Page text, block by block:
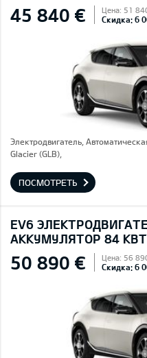
45 840 € Цена: 51
Скидка: 6
Электродвигатель,
Glacier (GLB),
ПОСМОТРЕТЬ
EV6
AККУМУЛЯТОР 84
50 890 € Цена: 56
Скидка: 6